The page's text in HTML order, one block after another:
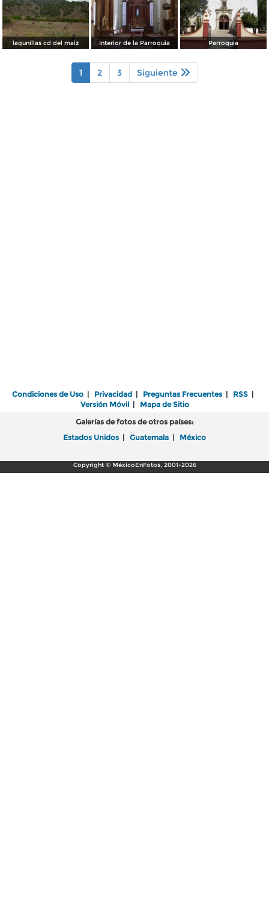
lagunillas cd del maiz Interior de la Parroquia Parroquia
1 2 3 Siguiente
Condiciones de Uso | Privacidad | Preguntas Frecuentes | RSS |
Versión Móvil| Mapa de Sitio
Galerías de fotos de otros países:
Estados Unidos | Guatemala | México
Copyright © MéxicoEnFotos, 2001-2026